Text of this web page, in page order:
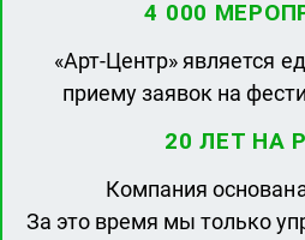
4 000
«Арт-Центр» является
приему заявок на
20 ЛЕТ НА
Компания
За это время мы только